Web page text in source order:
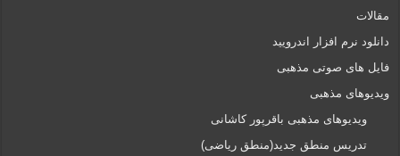
مقالات
دانلود نرم افزار اندرویید
فایل های صوتی مذهبی
ویدیوهای مذهبی
ویدیوهای مذهبی باقرپور کاشانی
تدریس منطق جدید(منطق ریاضی)